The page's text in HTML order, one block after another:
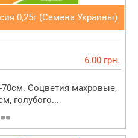
0,25г (Семена Украины)
6.00 грн.
Соцветия махровые,
голубого...